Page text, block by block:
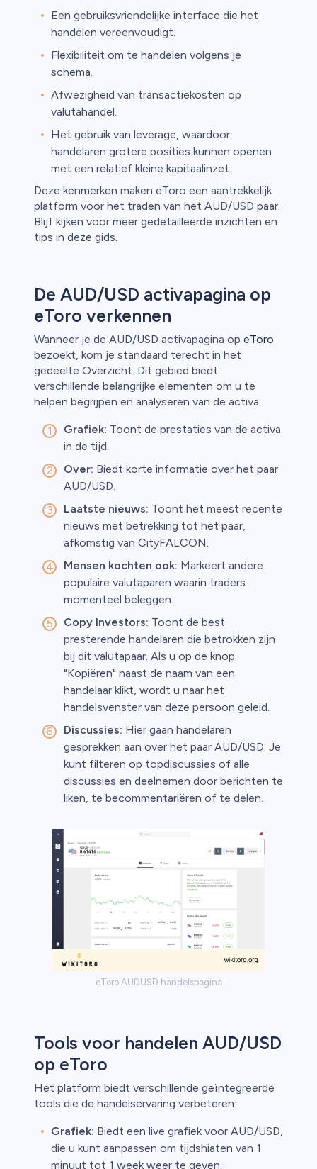
Een gebruiksvriendelijke interface die het
handelen vereenvoudigt.
Flexibiliteit om te handelen volgens je
schema.
Afwezigheid van transactiekosten op
valutahandel.
Het gebruik van leverage, waardoor
handelaren grotere posities kunnen openen
met een relatief kleine kapitaalinzet.
Deze kenmerken maken eToro een aantrekkelijk
platform voor het traden van het AUD/USD paar.
Blijf kijken voor meer gedetailleerde inzichten en
tips in deze gids.
De AUD/USD activapagina op
eToro verkennen
Wanneer je de AUD/USD activapagina op eToro
bezoekt, kom je standaard terecht in het
gedeelte Overzicht. Dit gebied biedt
verschillende belangrijke elementen om u te
helpen begrijpen en analyseren van de activa:
Grafiek: Toont de prestaties van de activa
in de tijd.
Over: Biedt korte informatie over het paar
AUD/USD.
Laatste nieuws: Toont het meest recente
nieuws met betrekking tot het paar,
afkomstig van CityFALCON.
Mensen kochten ook: Markeert andere
populaire valutaparen waarin traders
momenteel beleggen.
Copy Investors: Toont de best
presterende handelaren die betrokken zijn
bij dit valutapaar. Als u op de knop
"Kopiëren" naast de naam van een
handelaar klikt, wordt u naar het
handelsvenster van deze persoon geleid.
Discussies: Hier gaan handelaren
gesprekken aan over het paar AUD/USD. Je
kunt filteren op topdiscussies of alle
discussies en deelnemen door berichten te
liken, te becommentariëren of te delen.
eToro AUDUSD handelspagina
Tools voor handelen AUD/USD
op eToro
Het platform biedt verschillende geïntegreerde
tools die de handelservaring verbeteren:
Grafiek: Biedt een live grafiek voor AUD/USD,
die u kunt aanpassen om tijdshiaten van 1
minuut tot 1 week weer te geven.